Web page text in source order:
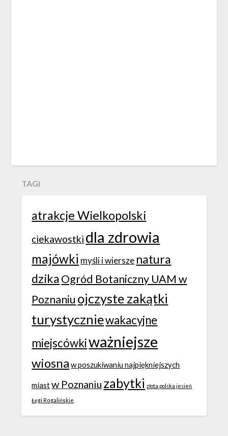
TAGI
atrakcje Wielkopolski
ciekawostki dla zdrowia
majówki myśli i wiersze natura
dzikaOgród Botaniczny UAM w
Poznaniu ojczyste zakątki
turystyczniewakacyjne
miejscówkiważniejsze
wiosna w poszukiwaniu najpiękniejszych
miastw Poznaniu zabytki złota polska jesień
Łęgi Rogalińskie